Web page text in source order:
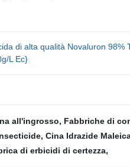
di alta qualità Novaluron 98%
L Ec}
all'ingrosso, Fabbriche di
, Cina Idrazide
di erbicidi di certezza,